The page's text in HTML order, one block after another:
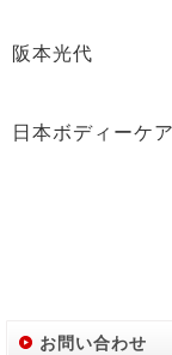
阪本光代
日本ボディーケ
お問い合わせ